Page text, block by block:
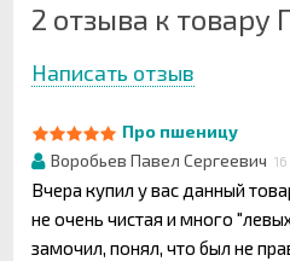
2 отзыва к товару
Написать отзыв
Про пшеницу
Воробьев Павел Сергеевич
Вчера купил у вас данный
не очень чистая и много
замочил, понял, что был не